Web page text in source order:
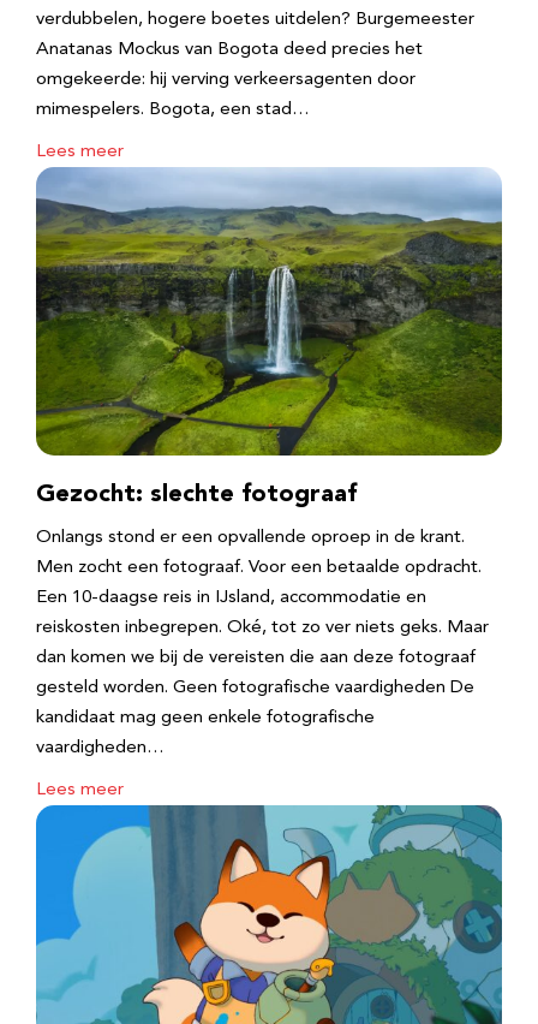
verdubbelen, hogere boetes uitdelen? Burgemeester
Anatanas Mockus van Bogota deed precies het
omgekeerde: hij verving verkeersagenten door
mimespelers. Bogota, een stad…
Lees meer
Gezocht: slechte fotograaf
Onlangs stond er een opvallende oproep in de krant.
Men zocht een fotograaf. Voor een betaalde opdracht.
Een 10-daagse reis in IJsland, accommodatie en
reiskosten inbegrepen. Oké, tot zo ver niets geks. Maar
dan komen we bij de vereisten die aan deze fotograaf
gesteld worden. Geen fotografische vaardigheden De
kandidaat mag geen enkele fotografische
vaardigheden…
Lees meer